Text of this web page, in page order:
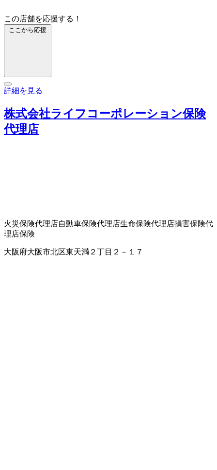
この店舗を応援する！
ここから応援
詳細を見る
株式会社ライフコーポレーション保険
代理店
火災保険代理店自動車保険代理店生命保険代理店損害保険代
理店保険
大阪府大阪市北区東天満２丁目２－１７